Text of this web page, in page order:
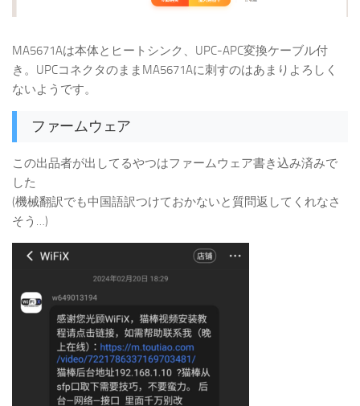
MA5671Aは本体とヒートシンク、UPC-APC変換ケーブル付
き。UPCコネクタのままMA5671Aに刺すのはあまりよろしく
ないようです。
ファームウェア
この出品者が出してるやつはファームウェア書き込み済みで
した
(機械翻訳でも中国語訳つけておかないと質問返してくれなさ
そう…)